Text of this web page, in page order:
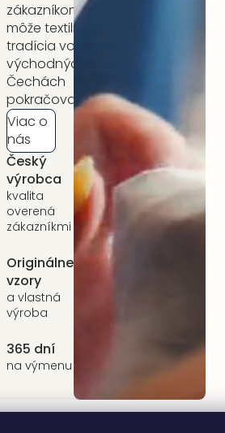
zákazníkom,
môže textilná
tradícia vo
východných
Čechách
pokračovať.
Viac o
nás
Český
výrobca
kvalita
overená
zákazníkmi
5 rokov
záruka
na celý
sortiment
Originálne
vzory
a vlastná
výroba
Udržateľnosť
365 dní
na výmenu